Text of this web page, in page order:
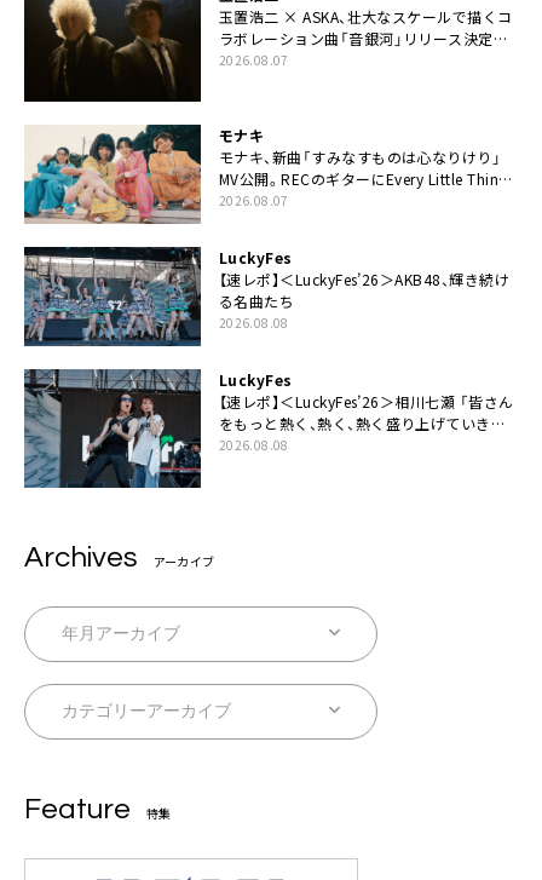
玉置浩二 × ASKA、壮大なスケールで描くコ
ラボレーション曲「音銀河」リリース決定。
カップリングには新曲「命の宿り」収録も
2026.08.07
モナキ
モナキ、新曲「すみなすものは心なりけり」
MV公開。RECのギターにEvery Little Thing・
伊藤一朗参加も
2026.08.07
LuckyFes
【速レポ】＜LuckyFes’26＞AKB48、輝き続け
る名曲たち
2026.08.08
LuckyFes
【速レポ】＜LuckyFes’26＞相川七瀬 「皆さん
をもっと熱く、熱く、熱く盛り上げていきま
す！」
2026.08.08
Archives アーカイブ
Feature 特集